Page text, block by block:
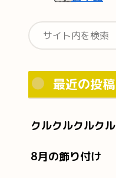
最近の投稿
クルクルクルクル
8月の飾り付け